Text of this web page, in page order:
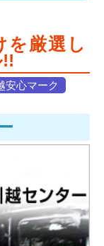
を厳選し
安心マーク